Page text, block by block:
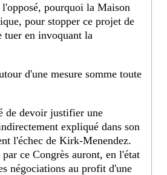
pourquoi la Maison
pour stopper ce projet de
tuer en invoquant la
d'une mesure somme toute
de devoir justifier une
expliqué dans son
l'échec de Kirk-Menendez.
ce Congrès auront, en l'état
négociations au profit d'une